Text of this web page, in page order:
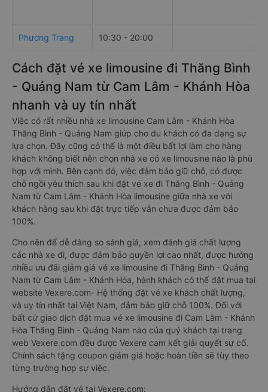
Phương Trang 10:30 - 20:00
Cách đặt vé xe limousine đi Thăng Bình
- Quảng Nam từ Cam Lâm - Khánh Hòa
nhanh và uy tín nhất
Việc có rất nhiều nhà xe limousine Cam Lâm - Khánh Hòa
Thăng Bình - Quảng Nam giúp cho du khách có đa dạng sự
lựa chọn. Đây cũng có thể là một điều bất lợi làm cho hàng
khách không biết nên chọn nhà xe có xe limousine nào là phù
hợp với mình. Bên cạnh đó, việc đảm bảo giữ chỗ, có được
chỗ ngồi yêu thích sau khi đặt vé xe đi Thăng Bình - Quảng
Nam từ Cam Lâm - Khánh Hòa limousine giữa nhà xe với
khách hàng sau khi đặt trực tiếp vẫn chưa được đảm bảo
100%.
Cho nên để dễ dàng so sánh giá, xem đánh giá chất lượng
các nhà xe đi, được đảm bảo quyền lợi cao nhất, được hưởng
nhiều ưu đãi giảm giá vé xe limousine đi Thăng Bình - Quảng
Nam từ Cam Lâm - Khánh Hòa, hành khách có thể đặt mua tại
website Vexere.com- Hệ thống đặt vé xe khách chất lượng,
và uy tín nhất tại Việt Nam, đảm bảo giữ chỗ 100%. Đối với
bất cứ giao dịch đặt mua vé xe limousine đi Cam Lâm - Khánh
Hòa Thăng Bình - Quảng Nam nào của quý khách tại trang
web Vexere.com đều được Vexere cam kết giải quyết sự cố.
Chính sách tặng coupon giảm giá hoặc hoàn tiền sẽ tùy theo
từng trường hợp sự việc.
Hướng dẫn đặt vé tại Vexere.com: